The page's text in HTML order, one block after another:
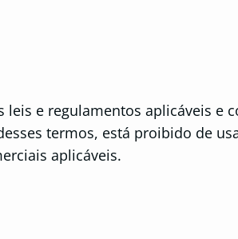
e regulamentos aplicáveis ​​e
termos, está proibido de
aplicáveis.